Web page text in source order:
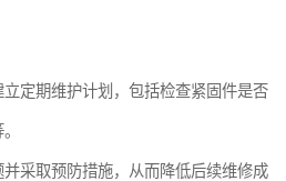
定期维护计划，包括检查紧固件是否
采取预防措施，从而降低后续维修成